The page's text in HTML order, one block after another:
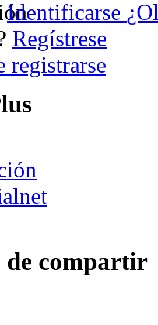
Identificarse
Regístrese
registrarse
de compartir